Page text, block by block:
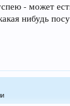
- может
нибудь